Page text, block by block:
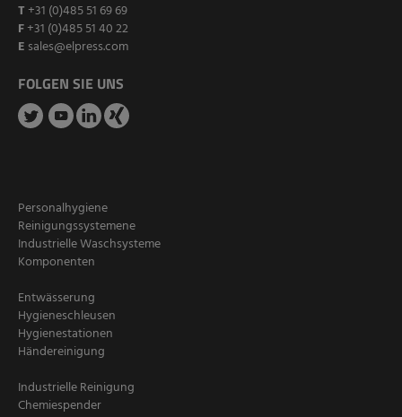
T +31 (0)485 51 69 69
F+31 (0)485 51 40 22
E sales@elpress.com
FOLGEN SIE UNS
Personalhygiene
Reinigungssystemene
Industrielle Waschsysteme
Komponenten
Entwässerung
Hygieneschleusen
Hygienestationen
Händereinigung
Industrielle Reinigung
Chemiespender